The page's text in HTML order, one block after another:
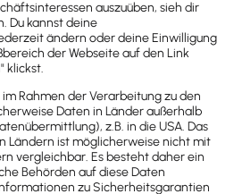
darf das Weihnachtsgeld
Das wäre laut
(EuGH) diskriminierend.